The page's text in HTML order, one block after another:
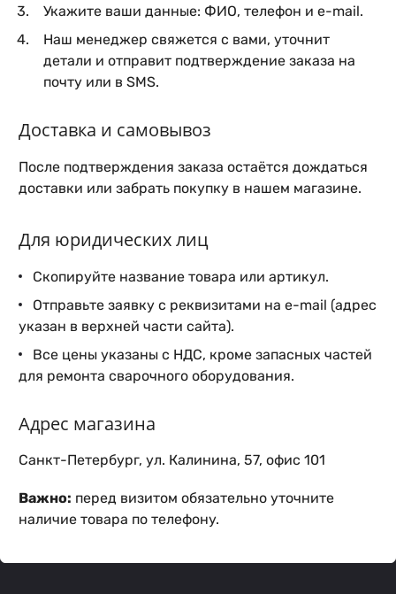
Укажите ваши данные: ФИО, телефон и e-mail.
Наш менеджер свяжется с вами, уточнит
детали и отправит подтверждение заказа на
почту или в SMS.
Доставка и самовывоз
После подтверждения заказа остаётся дождаться
доставки или забрать покупку в нашем магазине.
Для юридических лиц
Скопируйте название товара или артикул.
Отправьте заявку с реквизитами на e-mail (адрес
указан в верхней части сайта).
Все цены указаны с НДС, кроме запасных частей
для ремонта сварочного оборудования.
Адрес магазина
Санкт-Петербург, ул. Калинина, 57, офис 101
Важно: перед визитом обязательно уточните
наличие товара по телефону.